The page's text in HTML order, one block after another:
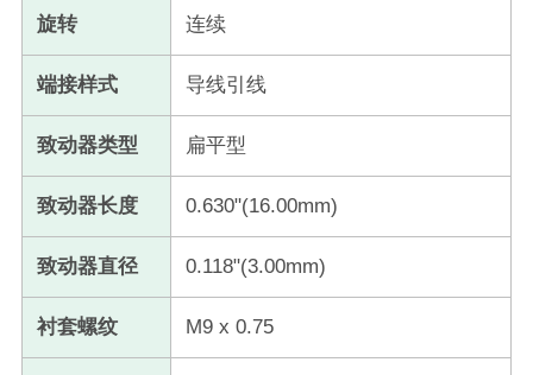
旋转 连续
端接样式 导线引线
致动器类型 扁平型
致动器长度 0.630"(16.00mm)
致动器直径 0.118"(3.00mm)
衬套螺纹 M9 x 0.75